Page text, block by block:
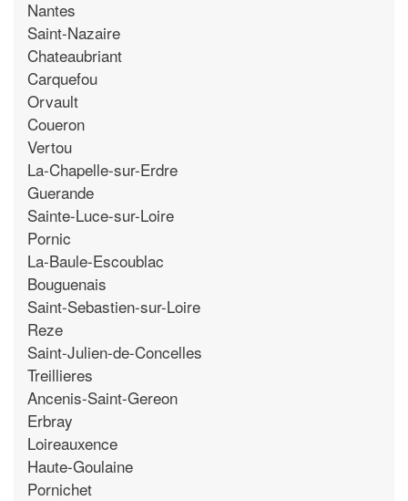
Nantes
Saint-Nazaire
Chateaubriant
Carquefou
Orvault
Coueron
Vertou
La-Chapelle-sur-Erdre
Guerande
Sainte-Luce-sur-Loire
Pornic
La-Baule-Escoublac
Bouguenais
Saint-Sebastien-sur-Loire
Reze
Saint-Julien-de-Concelles
Treillieres
Ancenis-Saint-Gereon
Erbray
Loireauxence
Haute-Goulaine
Pornichet